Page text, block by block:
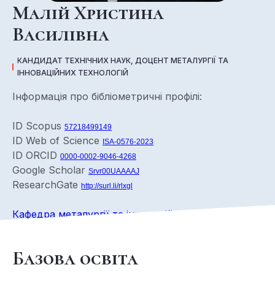
Малій Христина
Василівна
КАНДИДАТ ТЕХНІЧНИХ НАУК, ДОЦЕНТ МЕТАЛУРГІЇ ТА
ІННОВАЦІЙНИХ ТЕХНОЛОГІЙ
Інформація про бібліометричні профілі:
ID Scopus 57218499149
ID Web of Science ISA-0576-2023
ID ORCID 0000-0002-9046-4268
Google Scholar Srvr00UAAAAJ
ResearchGate http://surl.li/rlxgl
Кафедра металургії та інноваційних технологій
Базова освіта